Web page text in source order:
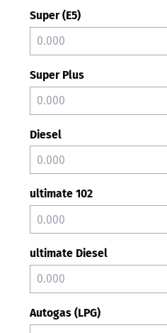
Super (E5)
Super Plus
Diesel
ultimate 102
ultimate Diesel
Autogas (LPG)